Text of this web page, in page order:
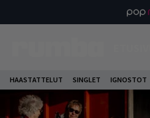
HAASTATTELUT SINGLET IGNOSTOT